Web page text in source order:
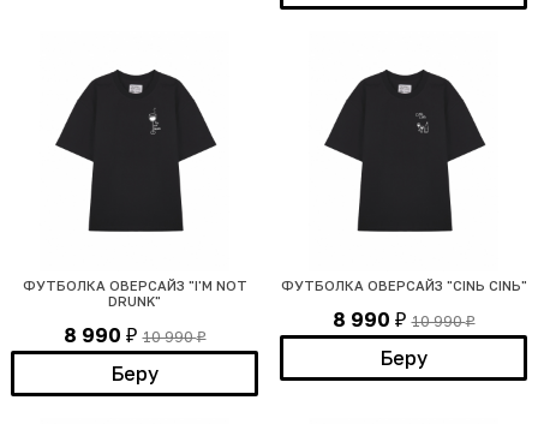
ФУТБОЛКА ОВЕРСАЙЗ "I'M NOT
DRUNK"
8 990 ₽ 10 990₽
Беру
ФУТБОЛКА ОВЕРСАЙЗ "CINЬ CINЬ"
8 990 ₽ 10 990₽
Беру